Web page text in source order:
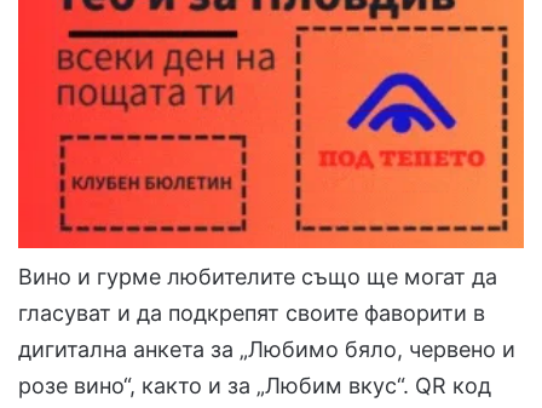
Вино и гурме любителите също ще могат да
гласуват и да подкрепят своите фаворити в
дигитална анкета за „Любимо бяло, червено и
розе вино“, както и за „Любим вкус“. QR код